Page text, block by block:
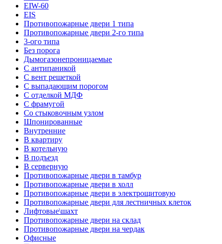
EIW-60
EIS
Противопожарные двери 1 типа
Противопожарные двери 2-го типа
3-ого типа
Без порога
Дымогазонепроницаемые
С антипаникой
С вент решеткой
С выпадающим порогом
С отделкой МДФ
С фрамугой
Со стыковочным узлом
Шпонированные
Внутренние
В квартиру
В котельную
В подъезд
В серверную
Противопожарные двери в тамбур
Противопожарные двери в холл
Противопожарные двери в электрощитовую
Противопожарные двери для лестничных клеток
Лифтовые\шахт
Противопожарные двери на склад
Противопожарные двери на чердак
Офисные